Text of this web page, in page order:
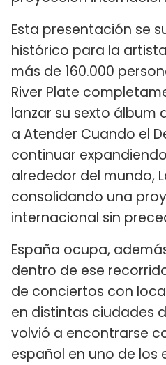
Esta presentación se
histórico para la
más de 160.000
River Plate
lanzar su sexto álbum
a Atender Cuando el
continuar
alrededor del mundo,
consolidando una
internacional sin
España ocupa,
dentro de ese
de conciertos con
en distintas ciudades
volvió a encontrarse
español en uno de los